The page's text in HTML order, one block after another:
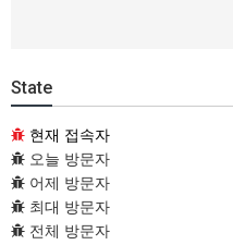
State
현재 접속자
오늘 방문자
어제 방문자
최대 방문자
전체 방문자